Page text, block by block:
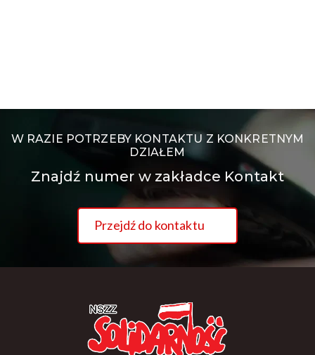
W RAZIE POTRZEBY KONTAKTU Z KONKRETNYM
DZIAŁEM
Znajdź numer w zakładce Kontakt
Przejdź do kontaktu